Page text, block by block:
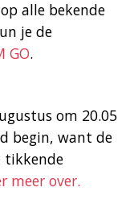
alle bekende
je de
GO.
om 20.05
begin, want de
tikkende
meer over.